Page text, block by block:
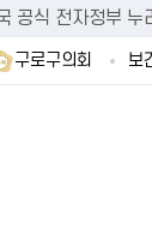
공식 전자정부 누
구로구의회 보